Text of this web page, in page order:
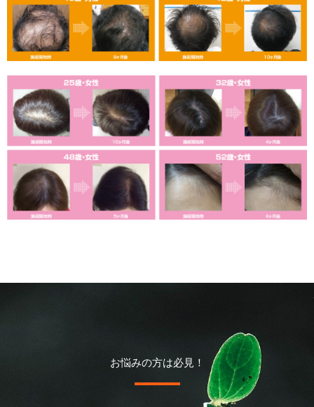
お悩みの方は必見！